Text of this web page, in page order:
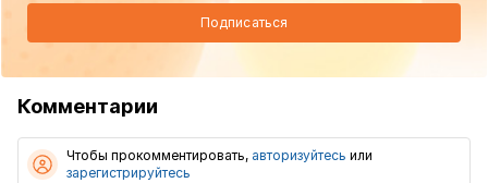
Подписаться
Комментарии
Чтобы прокомментировать, авторизуйтесь или
зарегистрируйтесь